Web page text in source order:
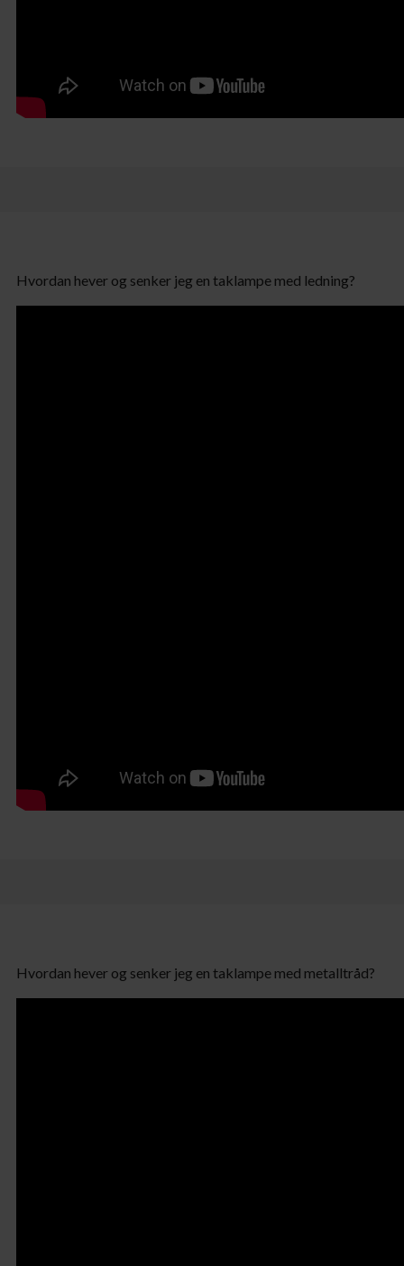
Hvordan hever og senker jeg en taklampe med ledning?
Hvordan hever og senker jeg en taklampe med metalltråd?